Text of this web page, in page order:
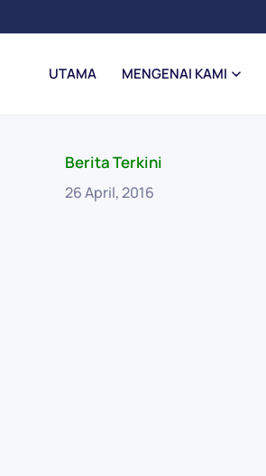
UTAMA MENGENAI KAMI
Berita Terkini
26 April, 2016